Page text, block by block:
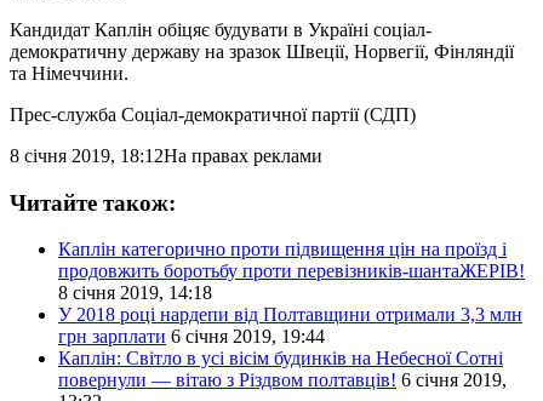
Кандидат Каплін обіцяє будувати в Україні соціал-
демократичну державу на зразок Швеції, Норвегії, Фінляндії
та Німеччини.
Прес-служба Соціал-демократичної партії (СДП)
8 січня 2019, 18:12На правах реклами
Читайте також:
Каплін категорично проти підвищення цін на проїзд і
продовжить боротьбу проти перевізників-шантаЖЕРІВ!
8 січня 2019, 14:18
У 2018 році нардепи від Полтавщини отримали 3,3 млн
грн зарплати 6 січня 2019, 19:44
Каплін: Світло в усі вісім будинків на Небесної Сотні
повернули — вітаю з Різдвом полтавців! 6 січня 2019,